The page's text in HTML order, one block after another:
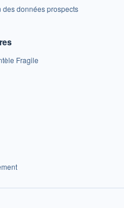
données prospects
Fragile